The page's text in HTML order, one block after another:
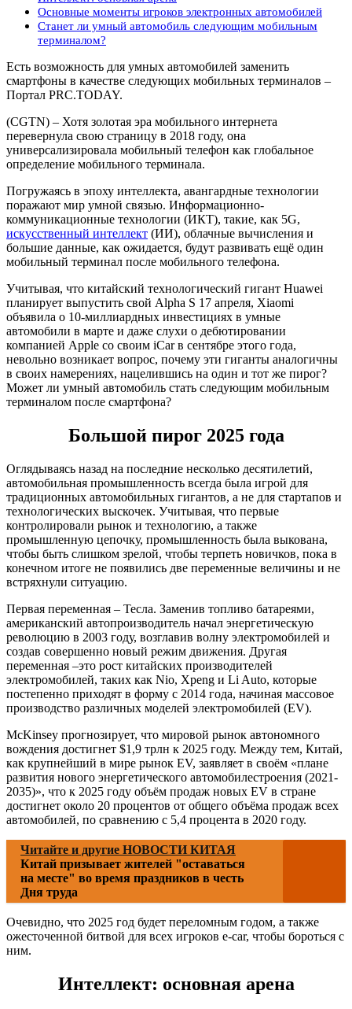
Основные моменты игроков электронных автомобилей
Станет ли умный автомобиль следующим мобильным
терминалом?
Есть возможность для умных автомобилей заменить
смартфоны в качестве следующих мобильных терминалов –
Портал PRC.TODAY.
(CGTN) – Хотя золотая эра мобильного интернета
перевернула свою страницу в 2018 году, она
универсализировала мобильный телефон как глобальное
определение мобильного терминала.
Погружаясь в эпоху интеллекта, авангардные технологии
поражают мир умной связью. Информационно-
коммуникационные технологии (ИКТ), такие, как 5G,
искусственный интеллект (ИИ), облачные вычисления и
большие данные, как ожидается, будут развивать ещё один
мобильный терминал после мобильного телефона.
Учитывая, что китайский технологический гигант Huawei
планирует выпустить свой Alpha S 17 апреля, Xiaomi
объявила о 10-миллиардных инвестициях в умные
автомобили в марте и даже слухи о дебютировании
компанией Apple со своим iCar в сентябре этого года,
невольно возникает вопрос, почему эти гиганты аналогичны
в своих намерениях, нацелившись на один и тот же пирог?
Может ли умный автомобиль стать следующим мобильным
терминалом после смартфона?
Большой пирог 2025 года
Оглядываясь назад на последние несколько десятилетий,
автомобильная промышленность всегда была игрой для
традиционных автомобильных гигантов, а не для стартапов и
технологических выскочек. Учитывая, что первые
контролировали рынок и технологию, а также
промышленную цепочку, промышленность была выкована,
чтобы быть слишком зрелой, чтобы терпеть новичков, пока в
конечном итоге не появились две переменные величины и не
встряхнули ситуацию.
Первая переменная – Тесла. Заменив топливо батареями,
американский автопроизводитель начал энергетическую
революцию в 2003 году, возглавив волну электромобилей и
создав совершенно новый режим движения. Другая
переменная –это рост китайских производителей
электромобилей, таких как Nio, Xpeng и Li Auto, которые
постепенно приходят в форму с 2014 года, начиная массовое
производство различных моделей электромобилей (EV).
McKinsey прогнозирует, что мировой рынок автономного
вождения достигнет $1,9 трлн к 2025 году. Между тем, Китай,
как крупнейший в мире рынок EV, заявляет в своём «плане
развития нового энергетического автомобилестроения (2021-
2035)», что к 2025 году объём продаж новых EV в стране
достигнет около 20 процентов от общего объёма продаж всех
автомобилей, по сравнению с 5,4 процента в 2020 году.
Читайте и другие НОВОСТИ КИТАЯ
Китай призывает жителей "оставаться
на месте" во время праздников в честь
Дня труда
Очевидно, что 2025 год будет переломным годом, а также
ожесточенной битвой для всех игроков e-car, чтобы бороться с
ним.
Интеллект: основная арена